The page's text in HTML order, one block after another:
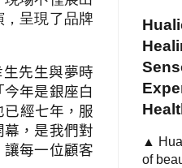
呈現了品牌
先生與夢時
年是銀座白
已經七年，服
，是我們對
每一位顧客
▲
of